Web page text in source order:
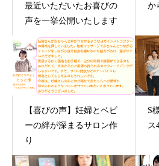
最近いただいたお喜びの
声を一挙公開いたします
か
【喜びの声】妊婦とベビ
ーの絆が深まるサロン作
り
S
ス